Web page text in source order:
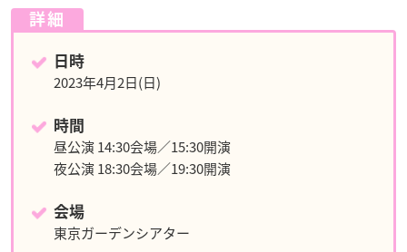
詳細
日時
2023年4月2日(日)
時間
昼公演 14:30会場／15:30開演
夜公演 18:30会場／19:30開演
会場
東京ガーデンシアター